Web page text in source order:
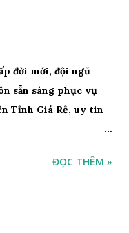
đời mới, đội ngũ
sẵn sàng phục vụ
Tỉnh Giá Rẻ, uy tin
có nhu cầu vui lòng
ĐỌC THÊM »